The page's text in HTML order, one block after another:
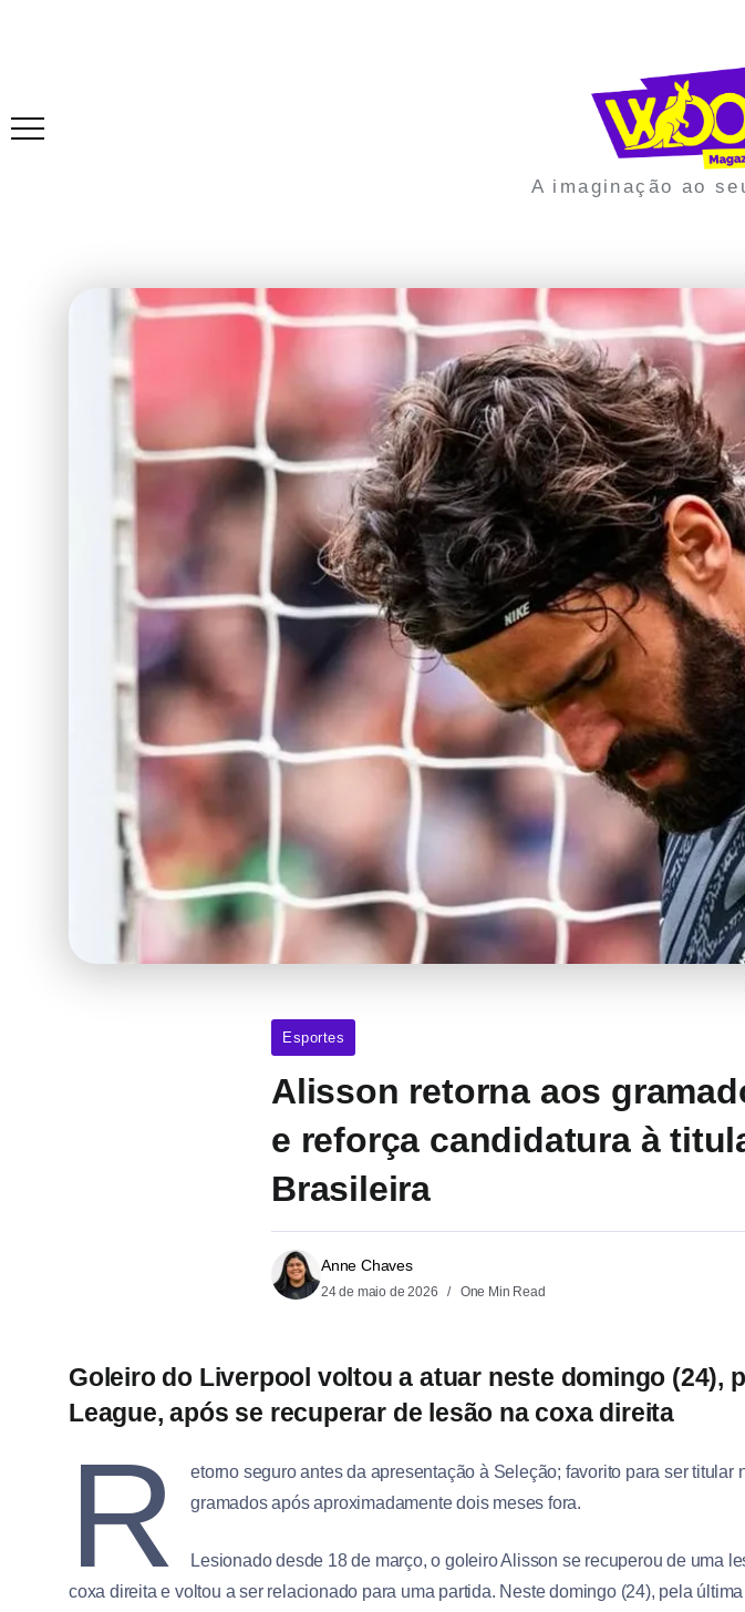
A imaginação ao
Esportes
Alisson retorna aos
e reforça candidatura à
Brasileira
Anne Chaves
24 de maio de 2026 One Min Read
Goleiro do Liverpool voltou a atuar neste domingo (24),
League, após se recuperar de lesão na coxa direita
R etorno seguro antes da apresentação à Seleção; favorito para ser titular
gramados após aproximadamente dois meses fora.
Lesionado desde 18 de março, o goleiro Alisson se recuperou de uma
coxa direita e voltou a ser relacionado para uma partida. Neste domingo (24), pela